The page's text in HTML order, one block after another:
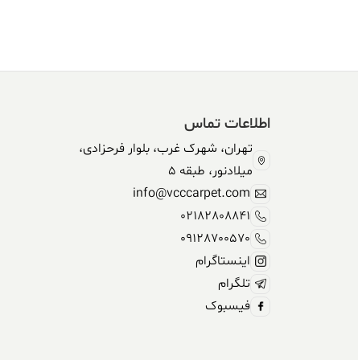
اطلاعات تماس
تهران، شهرک غرب، بلوار فرحزادی،
میلادنور، طبقه 5
info@vcccarpet.com
02182808841
09128700570
اینستاگرام
تلگرام
فیسبوک